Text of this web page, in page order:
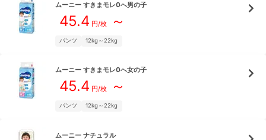
ムーニー すきまモレ0へ男の子
45.4 円/枚～
パンツ 12kg～22kg
ムーニー すきまモレ0へ女の子
45.4 円/枚～
パンツ 12kg～22kg
ムーニー ナチュラル